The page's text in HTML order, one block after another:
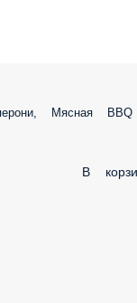
Мясная BBQ
В